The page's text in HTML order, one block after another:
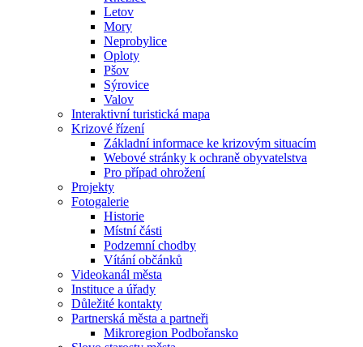
Letov
Mory
Neprobylice
Oploty
Pšov
Sýrovice
Valov
Interaktivní turistická mapa
Krizové řízení
Základní informace ke krizovým situacím
Webové stránky k ochraně obyvatelstva
Pro případ ohrožení
Projekty
Fotogalerie
Historie
Místní části
Podzemní chodby
Vítání občánků
Videokanál města
Instituce a úřady
Důležité kontakty
Partnerská města a partneři
Mikroregion Podbořansko